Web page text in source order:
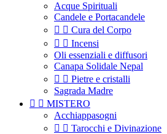
Acque Spirituali
Candele e Portacandele
  Cura del Corpo
  Incensi
Oli essenziali e diffusori
Canapa Solidale Nepal
  Pietre e cristalli
Sagrada Madre
  MISTERO
Acchiappasogni
  Tarocchi e Divinazione